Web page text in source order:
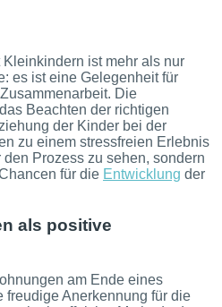
ist mehr als nur
es ist eine Gelegenheit für
Die
Beachten der richtigen
der Kinder bei der
zu einem stressfreien Erlebnis
Prozess zu sehen, sondern
für die Entwicklung der
als positive
am Ende eines
freudige Anerkennung für die